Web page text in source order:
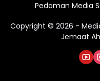
Pedoman Media
Copyright © 2026 -
Jemaat